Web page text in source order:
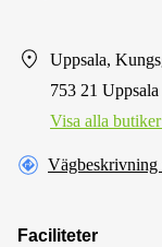
Uppsala,
753 21 Uppsala
Visa alla
Vägbeskrivning
Faciliteter